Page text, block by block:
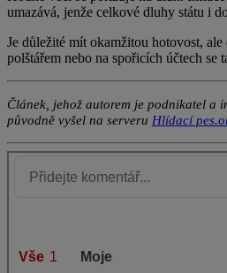
umazává, jenže celkové dluhy státu i
Je důležité mít okamžitou hotovost, ale
polštářem nebo na spořicích účtech se
Článek, jehož autorem je podnikatel a
původně vyšel na serveru Hlídací